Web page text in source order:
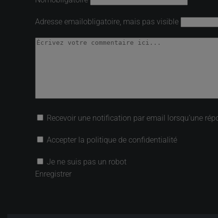
Adresse emailobligatoire, mais pas visible
Recevoir une notification par email lorsqu’une
Accepter la politique de confidentialité
Je ne suis pas un robot
Enregistrer